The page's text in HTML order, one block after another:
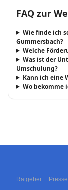
FAQ zur
Wie finde ich
Gummersbach?
Welche
Was ist der
Umschulung?
Kann ich eine
Wo bekomme
Ratgeber Presse